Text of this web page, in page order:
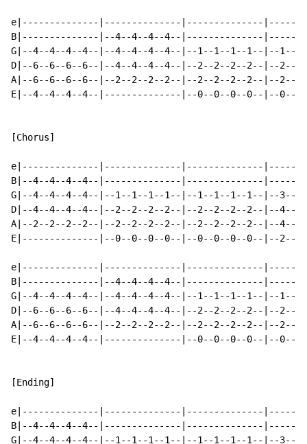
e|--------------|--------------|--------------
B|--------------|--4--4--4--4--|--------------
G|--4--4--4--4--|--4--4--4--4--|--1--1--1--1--|--1--
D|--6--6--6--6--|--4--4--4--4--|--2--2--2--2--|--2--
A|--6--6--6--6--|--2--2--2--2--|--2--2--2--2--|--2--
E|--4--4--4--4--|--------------|--0--0--0--0--|--0--
[Chorus]
e|--------------|--------------|--------------
B|--4--4--4--4--|--------------|--------------
G|--4--4--4--4--|--1--1--1--1--|--1--1--1--1--|--3--
D|--4--4--4--4--|--2--2--2--2--|--2--2--2--2--|--4--
A|--2--2--2--2--|--2--2--2--2--|--2--2--2--2--|--4--
E|--------------|--0--0--0--0--|--0--0--0--0--|--2--
e|--------------|--------------|--------------
B|--------------|--4--4--4--4--|--------------
G|--4--4--4--4--|--4--4--4--4--|--1--1--1--1--|--1--
D|--6--6--6--6--|--4--4--4--4--|--2--2--2--2--|--2--
A|--6--6--6--6--|--2--2--2--2--|--2--2--2--2--|--2--
E|--4--4--4--4--|--------------|--0--0--0--0--|--0--
[Ending]
e|--------------|--------------|--------------
B|--4--4--4--4--|--------------|--------------
G|--4--4--4--4--|--1--1--1--1--|--1--1--1--1--|--3--